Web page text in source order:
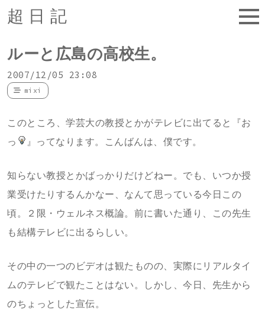
超日記
ルーと広島の高校生。
2007/12/05 23:08
mixi
このところ、学芸大の教授とかがテレビに出てると『お
っ
』ってなります。こんばんは、僕です。
知らない教授とかばっかりだけどねー。でも、いつか授
業受けたりするんかなー、なんて思っている今日この
頃。２限・ウェルネス概論。前に書いた通り、この先生
も結構テレビに出るらしい。
その中の一つのビデオは観たものの、実際にリアルタイ
ムのテレビで観たことはない。しかし、今日、先生から
のちょっとした宣伝。